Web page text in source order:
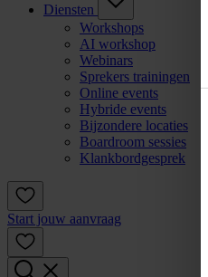
Diensten
Workshops
AI workshop
Webinars
Sprekers trainingen
Online events
Hybride events
Bijzondere locaties
Boardroom sessies
Klankbordgesprek
Start jouw aanvraag